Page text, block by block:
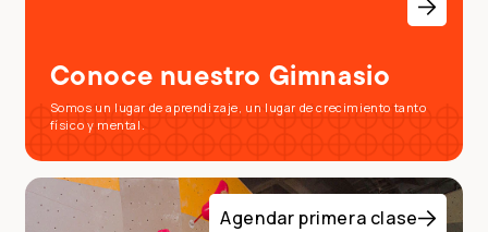
Conoce nuestro Gimnasio
Somos un lugar de aprendizaje, un lugar de crecimiento tanto
físico y mental.
Agendar primera clase